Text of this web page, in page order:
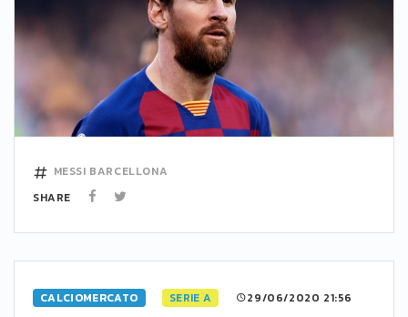
MESSI BARCELLONA
SHARE
CALCIOMERCATO SERIE A 29/06/2020 21:56